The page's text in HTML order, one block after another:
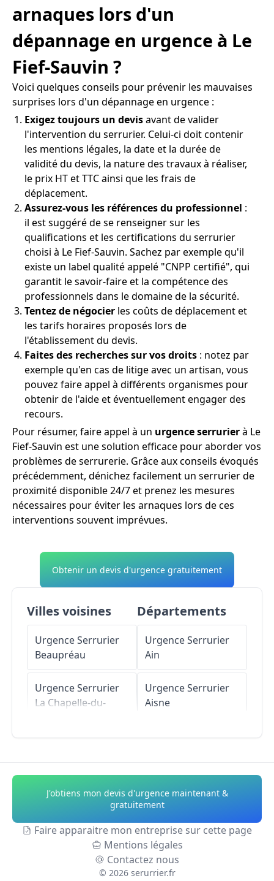
arnaques lors d'un
dépannage en urgence à Le
Fief-Sauvin ?
Voici quelques conseils pour prévenir les mauvaises
surprises lors d'un dépannage en urgence :
Exigez toujours un devisavant de valider
l'intervention du serrurier. Celui-ci doit contenir
les mentions légales, la date et la durée de
validité du devis, la nature des travaux à réaliser,
le prix HT et TTC ainsi que les frais de
déplacement.
Assurez-vous les références du professionnel :
il est suggéré de se renseigner sur les
qualifications et les certifications du serrurier
choisi à Le Fief-Sauvin. Sachez par exemple qu'il
existe un label qualité appelé "CNPP certifié", qui
garantit le savoir-faire et la compétence des
professionnels dans le domaine de la sécurité.
Tentez de négocier les coûts de déplacement et
les tarifs horaires proposés lors de
l'établissement du devis.
Faites des recherches sur vos droits : notez par
exemple qu'en cas de litige avec un artisan, vous
pouvez faire appel à différents organismes pour
obtenir de l'aide et éventuellement engager des
recours.
Pour résumer, faire appel à un urgence serrurierà Le
Fief-Sauvin est une solution efficace pour aborder vos
problèmes de serrurerie. Grâce aux conseils évoqués
précédemment, dénichez facilement un serrurier de
proximité disponible 24/7 et prenez les mesures
nécessaires pour éviter les arnaques lors de ces
interventions souvent imprévues.
Obtenir un devis d'urgence gratuitement
Villes voisines
Urgence Serrurier
Beaupréau
Urgence Serrurier
La Chapelle-du-
Le Puiset-Doré
Urgence Serrurier
Montlimart
Urgence Serrurier
La Salle-et-Chapelle-
Départements
Urgence Serrurier
Ain
Urgence Serrurier
Aisne
Urgence Serrurier
Alpes-de-Haute-
Urgence Serrurier
Hautes-Alpes
J'obtiens mon devis d'urgence maintenant &
gratuitement
Faire apparaitre mon entreprise sur cette page
Mentions légales
Contactez nous
© 2026 serurrier.fr